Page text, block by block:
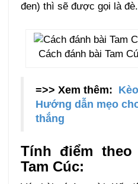
đen) thì sẽ được gọi là đè.
Cách đánh bài Tam
=>> Xem thêm:
Hướng dẫn mẹo
thắng
Tính điểm
Tam Cúc: